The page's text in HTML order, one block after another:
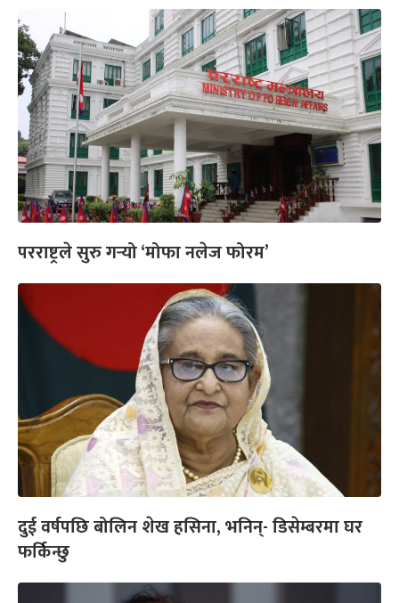
परराष्ट्रले सुरु गर्‍यो ‘मोफा नलेज फोरम’
दुई वर्षपछि बोलिन शेख हसिना, भनिन्- डिसेम्बरमा घर
फर्किन्छु